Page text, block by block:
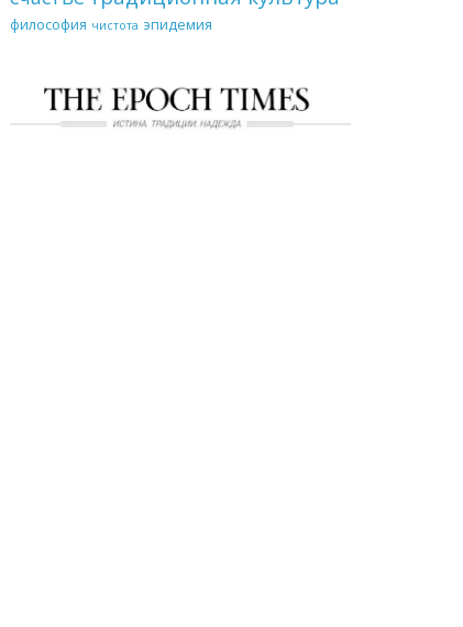
философия чистота эпидемия